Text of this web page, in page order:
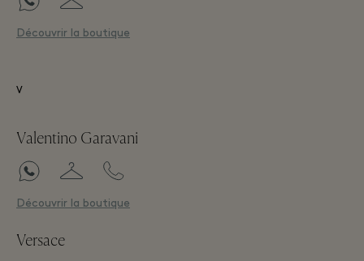
Découvrir la boutique
V
Valentino Garavani
Découvrir la boutique
Versace